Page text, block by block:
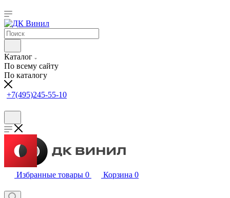
Каталог
По всему сайту
По каталогу
+7(495)245-55-10
Избранные товары 0 Корзина 0